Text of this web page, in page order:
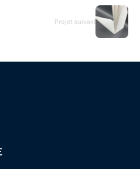
Projet suivant